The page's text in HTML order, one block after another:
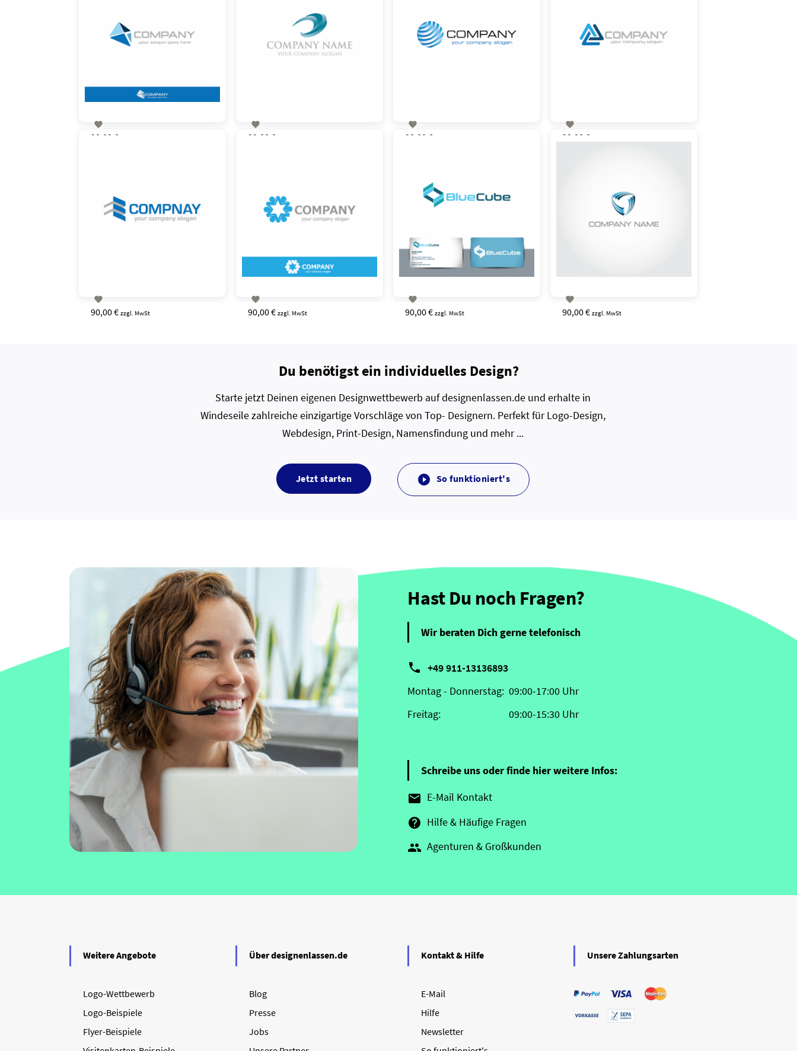

90,00 €

90,00 €

90,00 €

90,00 €

90,00 € zzgl. MwSt

90,00 € zzgl. MwSt

90,00 € zzgl. MwSt

90,00 € zzgl. MwSt
Du benötigst ein individuelles Design?
Starte jetzt Deinen eigenen Designwettbewerb auf designenlassen.de und erhalte in
Windeseile zahlreiche einzigartige Vorschläge von Top- Designern. Perfekt für Logo-Design,
Webdesign, Print-Design, Namensfindung und mehr ...
Jetzt starten  So funktioniert's
Hast Du noch Fragen?
Wir beraten Dich gerne telefonisch
 +49 911-13136893
Montag - Donnerstag:
Freitag:
09:00-17:00 Uhr
09:00-15:30 Uhr
Schreibe uns oder finde hier weitere Infos:
 E-Mail Kontakt
 Hilfe & Häufige Fragen
 Agenturen & Großkunden
Weitere Angebote
Logo-Wettbewerb
Logo-Beispiele
Flyer-Beispiele
Über designenlassen.de
Blog
Presse
Jobs
Kontakt & Hilfe
E-Mail
Hilfe
Newsletter
Unsere Zahlungsarten